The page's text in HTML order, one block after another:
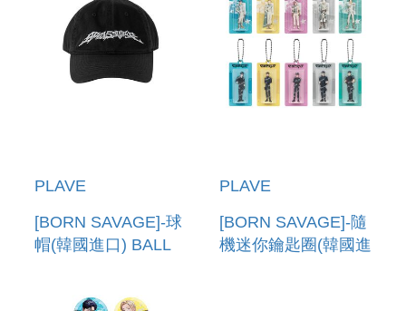
PLAVE
[BORN SAVAGE]-球
帽(韓國進口) BALL
PLAVE
[BORN SAVAGE]-隨
機迷你鑰匙圈(韓國進